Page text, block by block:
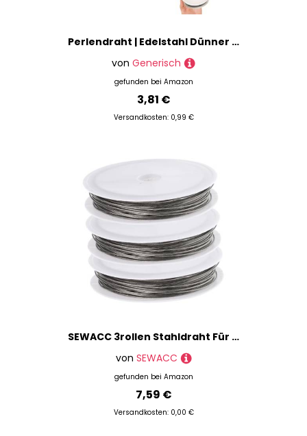
Perlendraht | Edelstahl Dünner Schmuckdraht,Gold Silber Bastelbedarf Für Anfänger Halskette Ornamente
von Generisch
gefunden bei Amazon
3,81 €
Versandkosten: 0,99 €
SEWACC 3rollen Stahldraht Für Schmuck Multifunktionaler Perlendraht Praktischer Schmuckdraht Verschleißfest Schneidbar Diy-zubehör Tragbar Bastelmaterial Für Schmuck Und
von SEWACC
gefunden bei Amazon
7,59 €
Versandkosten: 0,00 €